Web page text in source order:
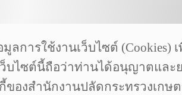
BY | pngtree.com
การใช้งานเว็บไซต์ (Cookies)
บไซต์นี้ถือว่าท่านได้อนุญาตแล
ของสำนักงานปลัดกระทรวงเกษ